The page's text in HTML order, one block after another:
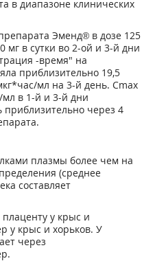
в диапазоне клинических
Эменд® в дозе 125
мг в сутки во 2-ой и 3-й дни
-время" на
приблизительно 19,5
мл на 3-й день. Сmах
мл в 1-й и 3-й дни
приблизительно через 4
плазмы более чем на
(среднее
составляет
у крыс и
у крыс и хорьков. У
через